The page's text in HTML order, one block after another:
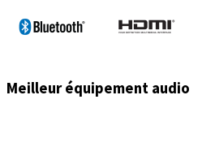
Meilleur équipement audio